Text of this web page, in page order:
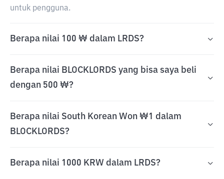
untuk pengguna.
Berapa nilai 100 ₩ dalam LRDS?
Berapa nilai BLOCKLORDS yang bisa saya beli
dengan 500 ₩?
Berapa nilai South Korean Won ₩1 dalam
BLOCKLORDS?
Berapa nilai 1000 KRW dalam LRDS?